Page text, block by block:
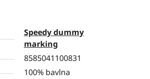
Speedy dummy
marking
8585041100831
100% bavlna